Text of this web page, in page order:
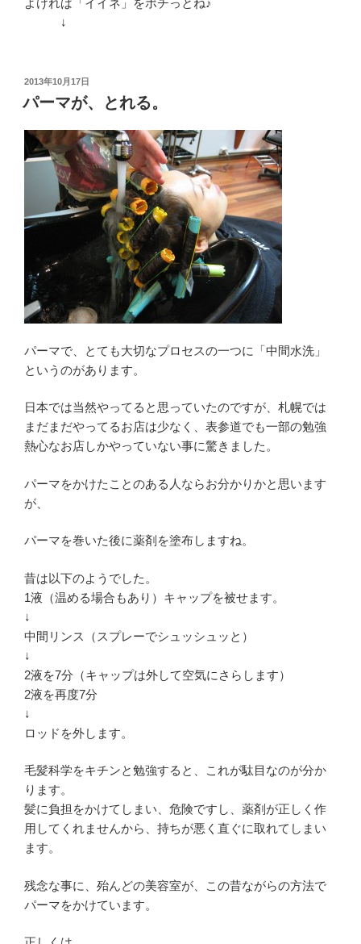
↓
投
日:
2013年10月17日
パーマが、とれる。
パーマで、とても大切なプロセスの一つに「中間水洗」
というのがあります。
日本では当然やってると思っていたのですが、札幌では
まだまだやってるお店は少なく、表参道でも一部の勉強
熱心なお店しかやっていない事に驚きました。
パーマをかけたことのある人ならお分かりかと思います
が、
パーマを巻いた後に薬剤を塗布しますね。
昔は以下のようでした。
1液（温める場合もあり）キャップを被せます。
↓
中間リンス（スプレーでシュッシュッと）
↓
2液を7分（キャップは外して空気にさらします）
2液を再度7分
↓
ロッドを外します。
毛髪科学をキチンと勉強すると、これが駄目なのが分か
ります。
髪に負担をかけてしまい、危険ですし、薬剤が正しく作
用してくれませんから、持ちが悪く直ぐに取れてしまい
ます。
残念な事に、殆んどの美容室が、この昔ながらの方法で
パーマをかけています。